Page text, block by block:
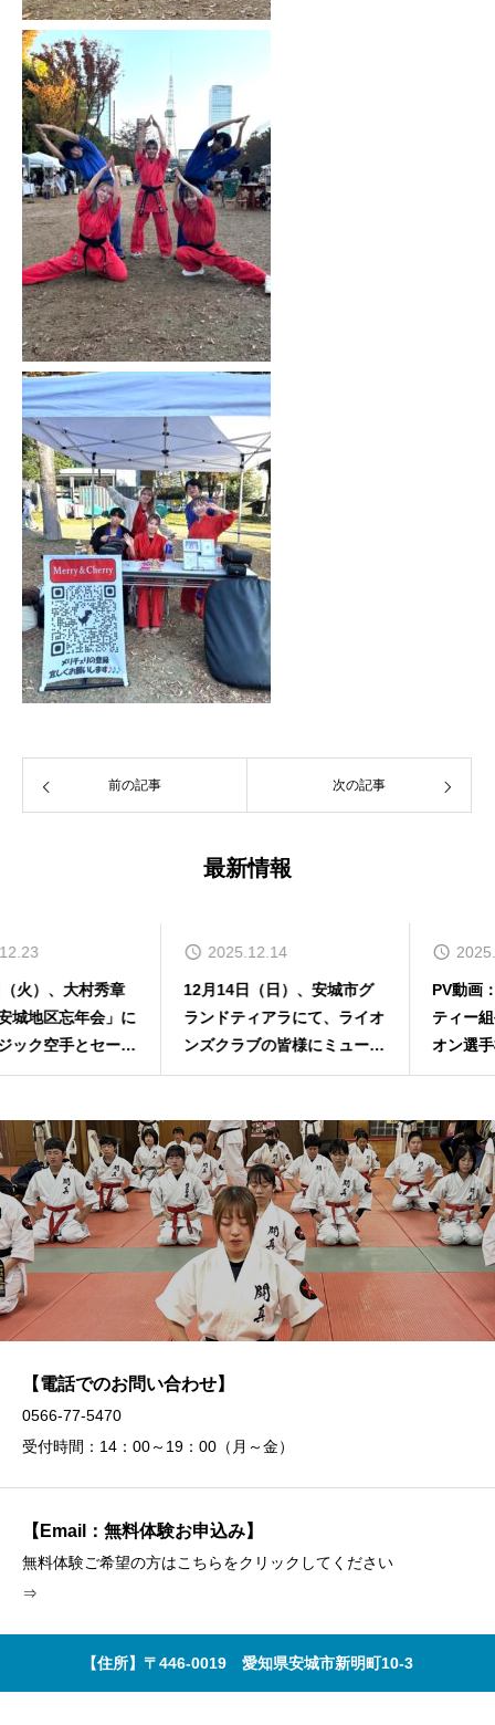
前の記事 次の記事
最新情報
12月14日（日）、安城市グ
ランドティアラにて、ライオ
ンズクラブの皆様にミュージ
ック空手を見て頂きました！
PV動画：2025年第1回セーフ
ティー組手グランドチャンピ
オン選手権大会
【電話でのお問い合わせ】
0566-77-5470
受付時間：14：00～19：00（月～金）
【Email：無料体験お申込み】
無料体験ご希望の方はこちらをクリックしてください
⇒
【住所】〒446-0019 愛知県安城市新明町10-3